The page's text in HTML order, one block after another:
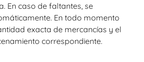
En caso de faltantes, se
En todo momento
exacta de mercancías y el
correspondiente.